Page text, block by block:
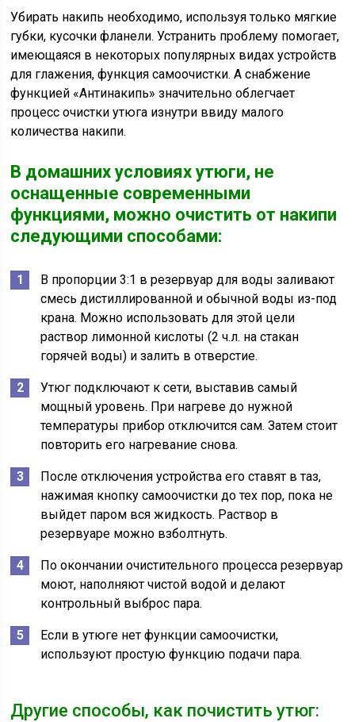
Убирать накипь необходимо, используя только мягкие
губки, кусочки фланели. Устранить проблему помогает,
имеющаяся в некоторых популярных видах устройств
для глажения, функция самоочистки. А снабжение
функцией «Антинакипь» значительно облегчает
процесс очистки утюга изнутри ввиду малого
количества накипи.
В домашних условиях утюги, не
оснащенные современными
функциями, можно очистить от накипи
следующими способами:
В пропорции 3:1 в резервуар для воды заливают
смесь дистиллированной и обычной воды из-под
крана. Можно использовать для этой цели
раствор лимонной кислоты (2 ч.л. на стакан
горячей воды) и залить в отверстие.
Утюг подключают к сети, выставив самый
мощный уровень. При нагреве до нужной
температуры прибор отключится сам. Затем стоит
повторить его нагревание снова.
После отключения устройства его ставят в таз,
нажимая кнопку самоочистки до тех пор, пока не
выйдет паром вся жидкость. Раствор в
резервуаре можно взболтнуть.
По окончании очистительного процесса резервуар
моют, наполняют чистой водой и делают
контрольный выброс пара.
Если в утюге нет функции самоочистки,
используют простую функцию подачи пара.
Другие способы, как почистить утюг: